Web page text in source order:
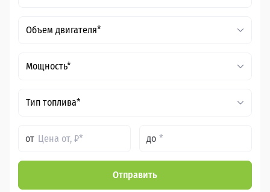
Объем двигателя*
Мощность*
Тип топлива*
от до
Отправить